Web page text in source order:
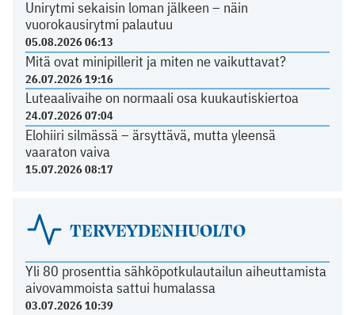
Unirytmi sekaisin loman jälkeen – näin
vuorokausirytmi palautuu
05.08.2026 06:13
Mitä ovat minipillerit ja miten ne vaikuttavat?
26.07.2026 19:16
Luteaalivaihe on normaali osa kuukautiskiertoa
24.07.2026 07:04
Elohiiri silmässä – ärsyttävä, mutta yleensä
vaaraton vaiva
15.07.2026 08:17
TERVEYDENHUOLTO
Yli 80 prosenttia sähköpotkulautailun aiheuttamista
aivovammoista sattui humalassa
03.07.2026 10:39